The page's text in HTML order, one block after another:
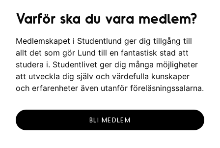
Varför ska du vara medlem?
Medlemskapet i Studentlund ger dig tillgång till
allt det som gör Lund till en fantastisk stad att
studera i. Studentlivet ger dig många möjligheter
att utveckla dig själv och värdefulla kunskaper
och erfarenheter även utanför föreläsningssalarna.
BLI MEDLEM